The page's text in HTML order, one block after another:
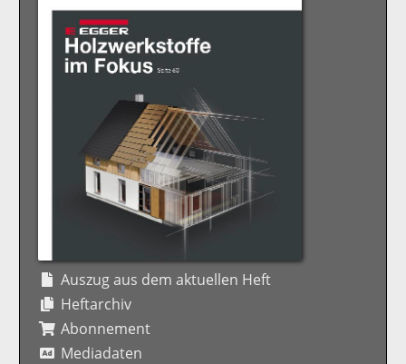
Auszug aus dem aktuellen Heft
Heftarchiv
Abonnement
Mediadaten